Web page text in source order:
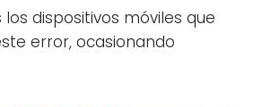
dispositivos móviles que
error, ocasionando